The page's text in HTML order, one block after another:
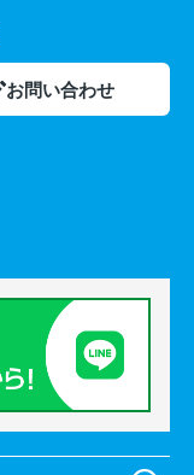
お問い合わせ